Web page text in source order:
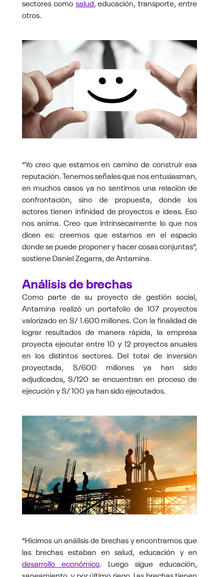
sectores como salud, educación, transporte, entre
otros.
“Yo creo que estamos en camino de construir esa
reputación. Tenemos señales que nos entusiasman,
en muchos casos ya no sentimos una relación de
confrontación, sino de propuesta, donde los
actores tienen infinidad de proyectos e ideas. Eso
nos anima. Creo que intrínsecamente lo que nos
dicen es: creemos que estamos en el espacio
donde se puede proponer y hacer cosas conjuntas”,
sostiene Daniel Zegarra, de Antamina.
Análisis de brechas
Como parte de su proyecto de gestión social,
Antamina realizó un portafolio de 107 proyectos
valorizado en S/ 1.600 millones. Con la finalidad de
lograr resultados de manera rápida, la empresa
proyecta ejecutar entre 10 y 12 proyectos anuales
en los distintos sectores. Del total de inversión
proyectada, S/600 millones ya han sido
adjudicados, S/120 se encuentran en proceso de
ejecución y S/ 100 ya han sido ejecutados.
“Hicimos un análisis de brechas y encontramos que
las brechas estaban en salud, educación y en
desarrollo económico. Luego sigue educación,